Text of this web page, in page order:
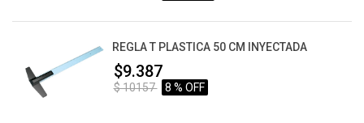
REGLA T PLASTICA 50 CM INYECTADA
$9.387
$ 10157 8 % OFF